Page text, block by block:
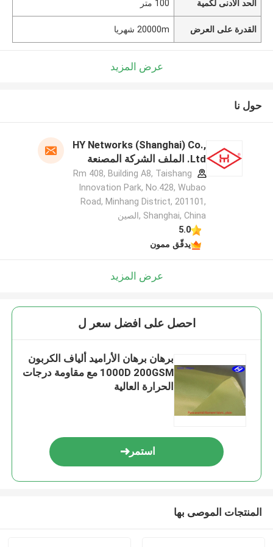
الحد الأدنى لكمية 100 متر
القدرة على العرض 20000m شهريا
عرض المزيد
حول نا
HY Networks (Shanghai) Co.,
Ltd. الملف الشركة المصنعة
Rm 408, Building A8, Taishang
Innovation Park, No.428, Wubao
Road, Minhang District, 201101,
Shanghai, China ,الصين
5.0
يدقّق ممون
عرض المزيد
احصل على افضل سعر ل
برهان برهان الأراميد ألياف الكربون
1000D 200GSM مع مقاومة درجات
الحرارة العالية
استمر
المنتجات الموصى بها